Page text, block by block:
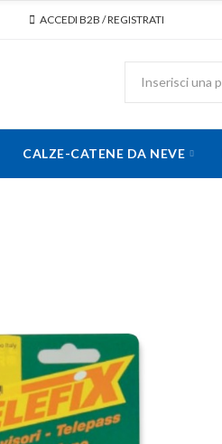
ACCEDI B2B / REGISTRATI
CALZE-CATENE DA NEVE